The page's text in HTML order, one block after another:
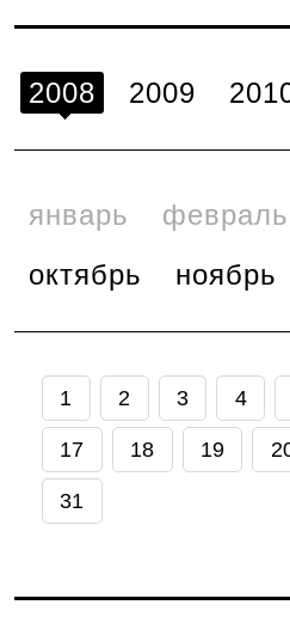
2008 2009
январь февраль
октябрь
ноябрь
1 2 3 4
17 18 19
31